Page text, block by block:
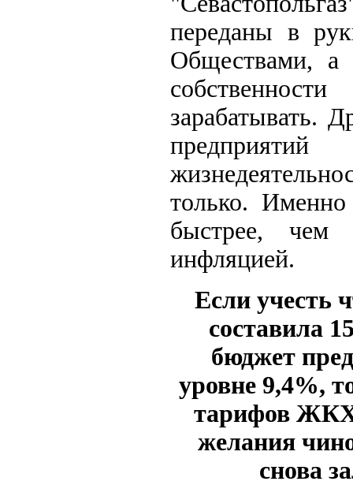
переданы в
Обществами, а
зарабатывать.
только.
быстрее, чем
инфляцией.
Если учесть
составила
бюджет
уровне 9,4%,
тарифов ЖКХ
желания
снова